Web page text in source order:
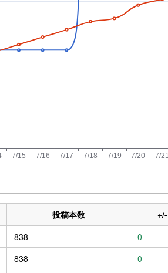
投稿本数 +/-
838 0
838 0